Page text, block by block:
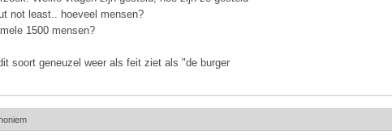
not least.. hoeveel mensen?
1500 mensen?
soort geneuzel weer als feit ziet als "de burger